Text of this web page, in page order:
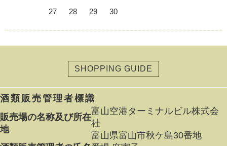
27 28 29 30
SHOPPING GUIDE
酒類販売管理者標識
販売場の名称及び所在
地
富山空港ターミナルビル株式会
社
富山県富山市秋ケ島30番地